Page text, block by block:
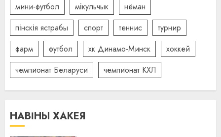
мини-футбол
мікульчык
нёман
пінскія ястрабы
спорт теннис
турнир
фарм
футбол хк Динамо-Минск
хоккей
чемпионат Беларуси
чемпионат КХЛ
НАВІНЫ ХАКЕЯ